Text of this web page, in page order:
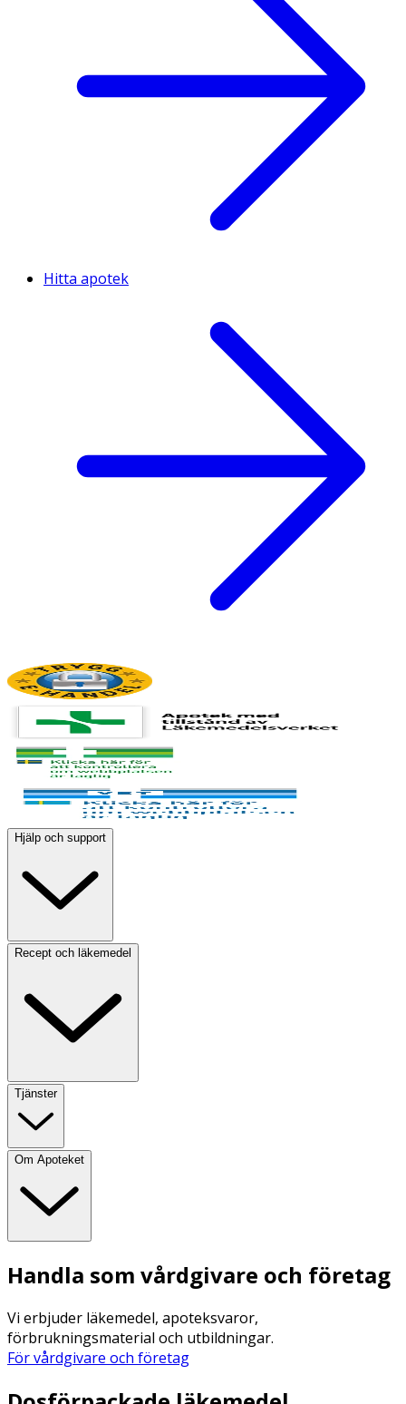
Hitta apotek
Hjälp och support
Recept och läkemedel
Tjänster
Om Apoteket
Handla som vårdgivare och företag
Vi erbjuder läkemedel, apoteksvaror,
förbrukningsmaterial och utbildningar.
För vårdgivare och företag